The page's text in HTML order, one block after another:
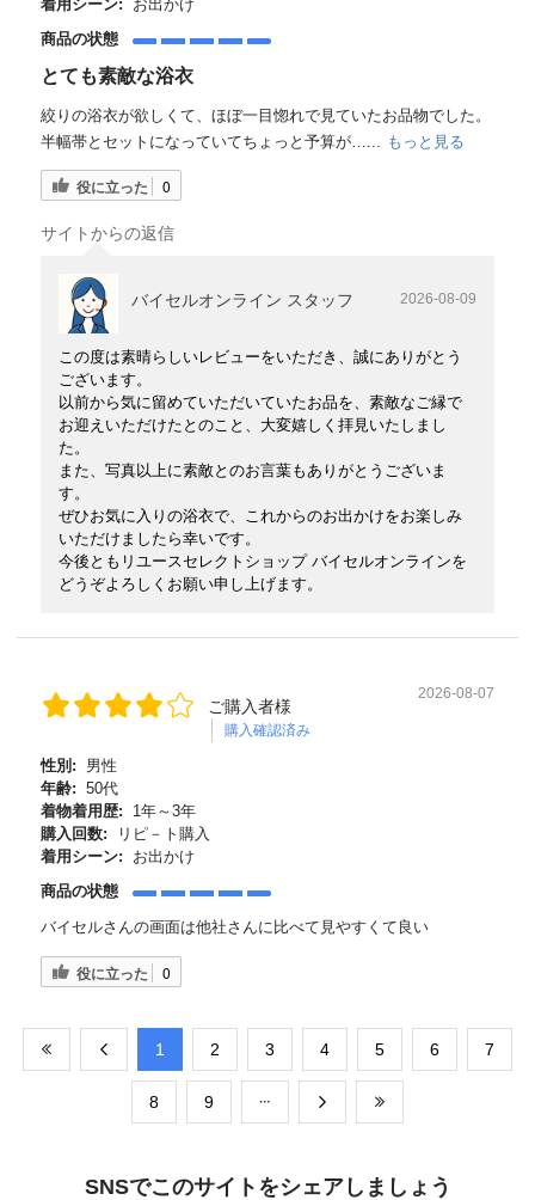
着用シーン:
お出かけ
商品の状態
とても素敵な浴衣
絞りの浴衣が欲しくて、ほぼ一目惚れで見ていたお品物でした。
半幅帯とセットになっていてちょっと予算が…...
もっと見る
役に立った 0
サイトからの返信
バイセルオンライン スタッフ 2026-08-09
この度は素晴らしいレビューをいただき、誠にありがとう
ございます。
以前から気に留めていただいていたお品を、素敵なご縁で
お迎えいただけたとのこと、大変嬉しく拝見いたしまし
た。
また、写真以上に素敵とのお言葉もありがとうございま
す。
ぜひお気に入りの浴衣で、これからのお出かけをお楽しみ
いただけましたら幸いです。
今後ともリユースセレクトショップ バイセルオンラインを
どうぞよろしくお願い申し上げます。
ご購入者様
購入確認済み
2026-08-07
性別:
男性
年齢: 50代
着物着用歴:
1年～3年
購入回数:
リピ－ト購入
着用シーン:
お出かけ
商品の状態
バイセルさんの画面は他社さんに比べて見やすくて良い
役に立った 0
​1 ​2 ​3 ​4 ​5 ​6 ​7
​8 ​9
SNSでこのサイトをシェアしましょう